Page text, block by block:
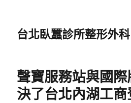
台北臥蠶診所整形外科
聲寶服務站與國
決了台北內湖工商